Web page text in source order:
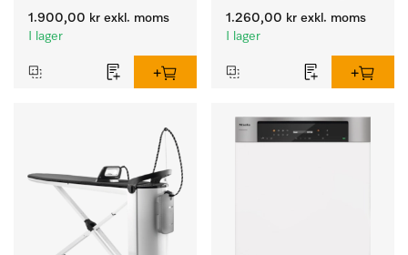
klänningar på klädhängare.
1.900,00 kr exkl. moms
I lager
den professionella
arbetsdagen.
1.260,00 kr exkl. moms
I lager